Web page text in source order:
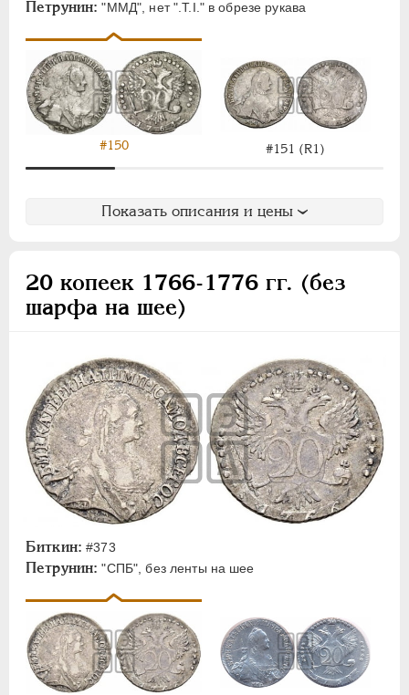
Петрунин: "ММД", нет ".Т.I." в обрезе рукава
#150 #151 (R1)
Показать описания и цены
20 копеек 1766-1776 гг. (без
шарфа на шее)
Биткин: #373
Петрунин: "СПБ", без ленты на шее
Монетовидные
ПАВЕЛ I 1796-1801
АЛЕКСАНДР I 1801-1825
НИКОЛАЙ I 1826-1855
АЛЕКСАНДР II
1855-1881
АЛЕКСАНДР III
ВРЕМЕННОЕ ПРАВ. 1917-1918